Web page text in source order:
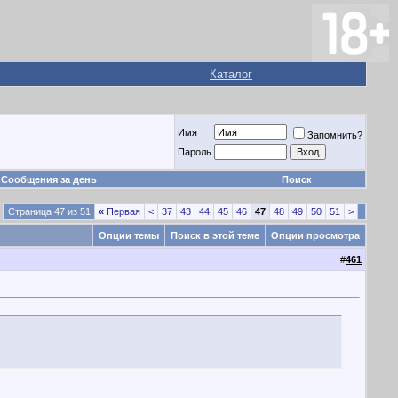
Каталог
Имя
Запомнить?
Пароль
Сообщения за день Поиск
Страница 47 из 51 « Первая < 37 43 44 45 46 47 48 49 50 51 >
Опции темы Поиск в этой теме Опции просмотра
#461